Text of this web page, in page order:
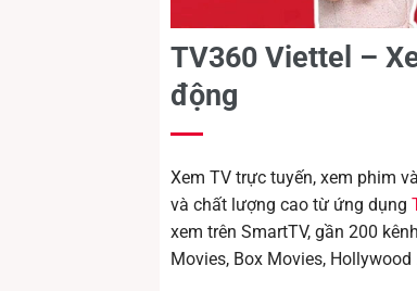
TV360 Viettel –
động
Xem TV trực tuyến, xem phim
và chất lượng cao từ ứng dụng
xem trên SmartTV, gần 200
Movies, Box Movies,